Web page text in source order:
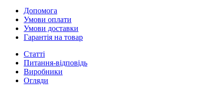
Допомога
Умови оплати
Умови доставки
Гарантія на товар
Статті
Питання-відповідь
Виробники
Огляди